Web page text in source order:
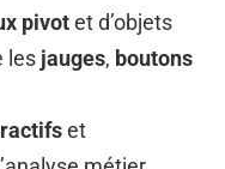
pivotet d’objets
les jauges, boutons
et